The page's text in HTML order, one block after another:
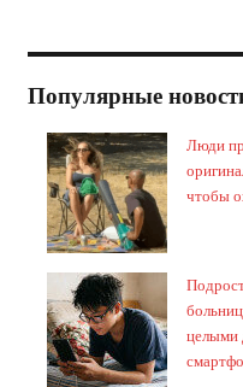
Популярные
Люди
чтобы
целыми